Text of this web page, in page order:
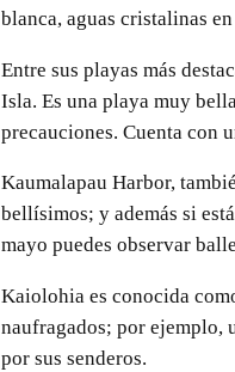
blanca, aguas cristalinas
Entre sus playas más
Isla. Es una playa muy
precauciones. Cuenta con
Kaumalapau Harbor,
bellísimos; y además si
mayo puedes observar
Kaiolohia es conocida
naufragados; por ejemplo,
por sus senderos.